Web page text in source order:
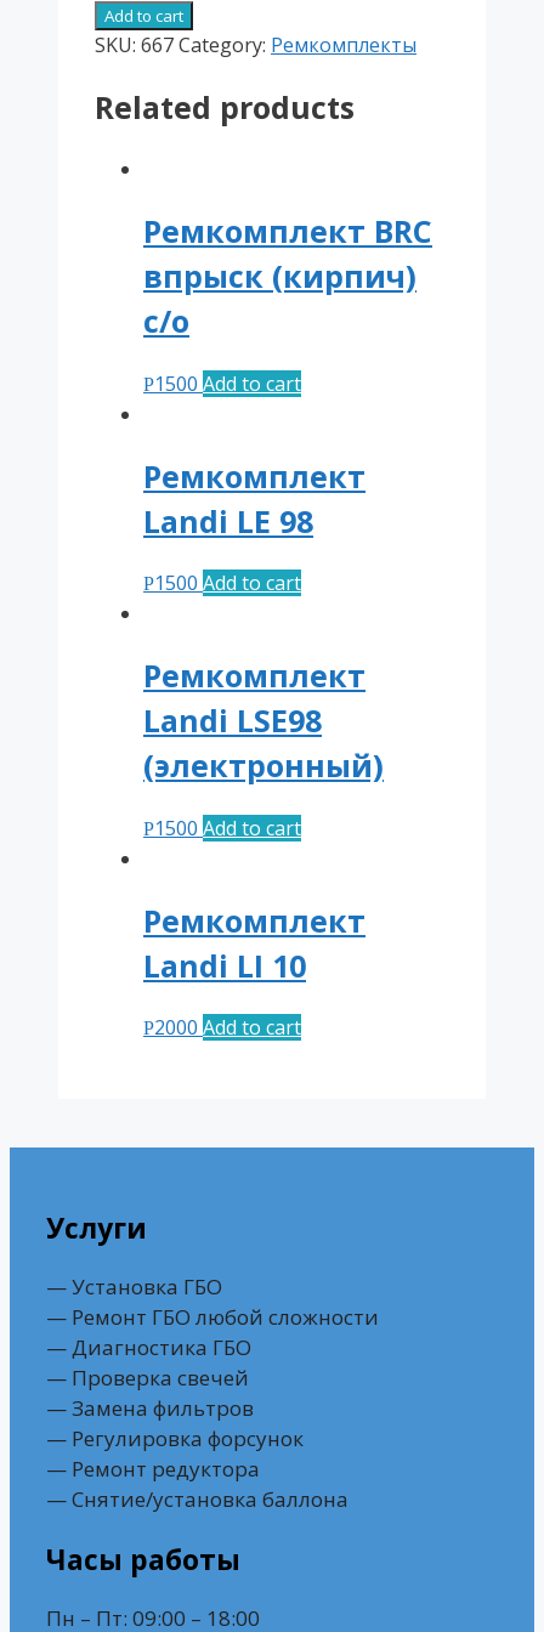
Lovato
р/
со
Add to cart
SKU: 667Category: Ремкомплекты
Related products
Ремкомплект BRC
впрыск (кирпич)
с/о
Р1500 Add to cart
Ремкомплект
Landi LE 98
Р1500 Add to cart
Ремкомплект
Landi LSE98
(электронный)
Р1500 Add to cart
Ремкомплект
Landi LI 10
Р2000 Add to cart
Услуги
— Установка ГБО
— Ремонт ГБО любой сложности
— Диагностика ГБО
— Проверка свечей
— Замена фильтров
— Регулировка форсунок
— Ремонт редуктора
— Снятие/установка баллона
Часы работы
Пн – Пт: 09:00 – 18:00